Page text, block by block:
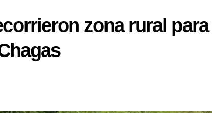
zona rural para